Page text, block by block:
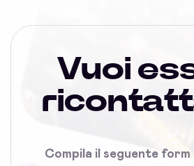
Vuoi
Compila il seguente